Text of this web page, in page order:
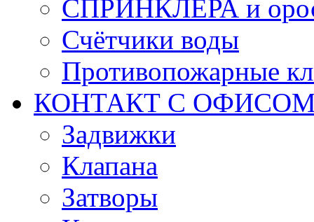
СПРИНКЛЕРА и
Счётчики воды
Противопожарные
КОНТАКТ С ОФИСОМ
Задвижки
Клапана
Затворы